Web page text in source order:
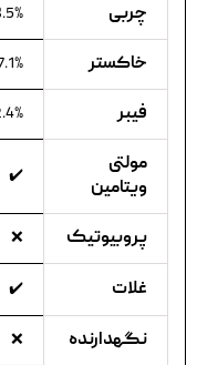
چربی
خاکستر
فیبر
مولتی
ویتامین
✔️
پروبیوتیک ❌
غلات ✔️
نگهدارنده ❌